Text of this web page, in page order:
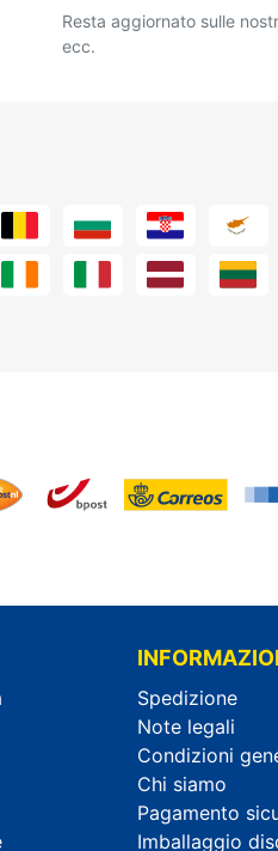
Resta aggiornato sulle
ecc.
Spedizione
Note legali
Condizioni
Chi siamo
Pagamento
Imballaggio